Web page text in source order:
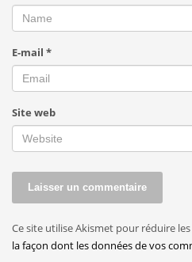
E-mail *
Site web
Ce site utilise Akismet pour réduire
la façon dont les données de vos